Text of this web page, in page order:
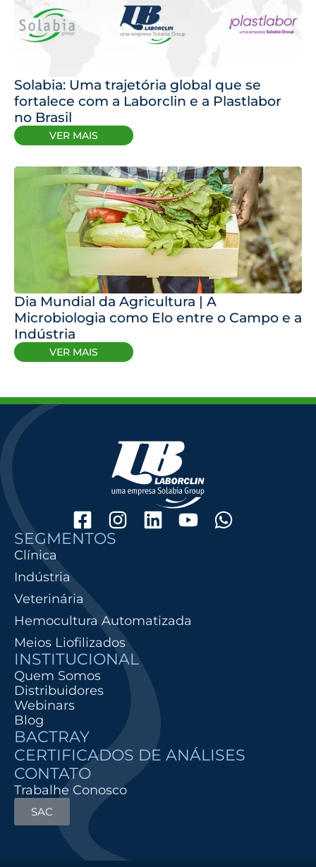
Solabia: Uma trajetória global que se
fortalece com a Laborclin e a Plastlabor
no Brasil
VER MAIS
Dia Mundial da Agricultura | A
Microbiologia como Elo entre o Campo e a
Indústria
VER MAIS
SEGMENTOS
Clínica
Indústria
Veterinária
Hemocultura Automatizada
Meios Liofilizados
INSTITUCIONAL
Quem Somos
Distribuidores
Webinars
Blog
BACTRAY
CERTIFICADOS DE ANÁLISES
CONTATO
Trabalhe Conosco
SAC